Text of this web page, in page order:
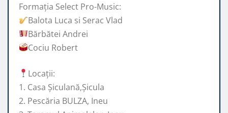
Formația Select Pro-Music:
Balota Luca si Serac Vlad
Bărbătei Andrei
Cociu Robert
Locații:
1. Casa Șiculană,Șicula
2. Pescăria BULZA, Ineu